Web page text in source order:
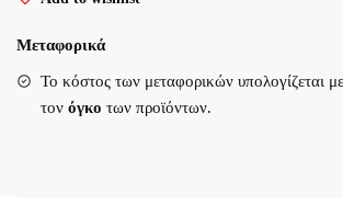
TAIWAN
12V
ποσότητα
Μεταφορικά
Το κόστος των μεταφορικών υπολογίζεται
τον όγκο των προϊόντων.